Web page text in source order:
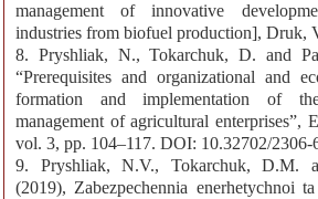
management of innovative
industries from biofuel production], Druk,
8. Pryshliak, N., Tokarchuk, D. and
“Prerequisites and organizational and
formation and implementation of
management of agricultural enterprises”,
vol. 3, pp. 104–117. DOI: 10.32702/2306-
9. Pryshliak, N.V., Tokarchuk, D.M.
(2019), Zabezpechennia enerhetychnoi